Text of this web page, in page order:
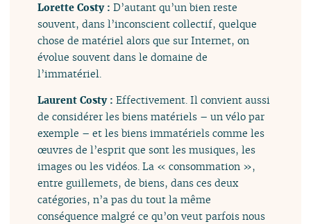
Lorette Costy :D’autant qu’un bien reste
souvent, dans l’inconscient collectif, quelque
chose de matériel alors que sur Internet, on
évolue souvent dans le domaine de
l’immatériel.
Laurent Costy :Effectivement. Il convient aussi
de considérer les biens matériels – un vélo par
exemple – et les biens immatériels comme les
œuvres de l’esprit que sont les musiques, les
images ou les vidéos. La « consommation »,
entre guillemets, de biens, dans ces deux
catégories, n’a pas du tout la même
conséquence malgré ce qu’on veut parfois nous